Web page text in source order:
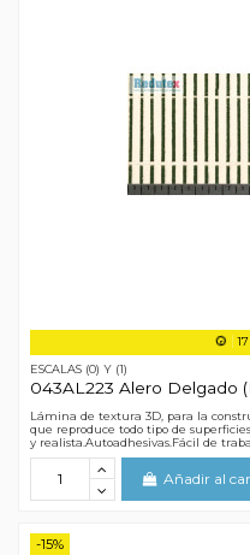
17
ESCALAS (0) Y (1)
043AL223 Alero Delgado
Lámina de textura 3D, para la
que reproduce todo tipo de
y realista.Autoadhesivas.Fácil de
Añadir al
-15%